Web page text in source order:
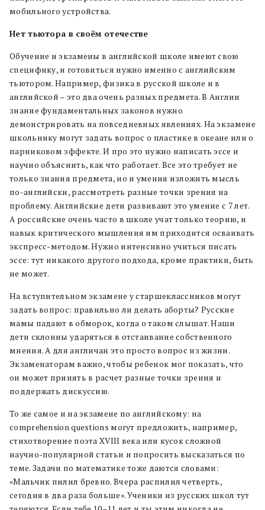
мобильного устройства.
Нет тьютора в своём отечестве
Обучение и экзамены в английской школе имеют свою
специфику, и готовиться нужно именно с английским
тьютором. Например, физика в русской школе и в
английской – это два очень разных предмета. В Англии
знание фундаментальных законов нужно
демонстрировать на повседневных явлениях. На экзамене
школьнику могут задать вопрос о пластике в океане или о
парниковом эффекте. И про это нужно написать эссе и
научно объяснить, как что работает. Все это требует не
только знания предмета, но и умения изложить мысль
по-английски, рассмотреть разные точки зрения на
проблему. Английские дети развивают это умение с 7 лет.
А российские очень часто в школе учат только теорию, и
навык критического мышления им приходится осваивать
экспресс-методом. Нужно интенсивно учиться писать
эссе: тут никакого другого подхода, кроме практики, быть
не может.
На вступительном экзамене у старшеклассников могут
задать вопрос: правильно ли делать аборты? Русские
мамы падают в обморок, когда о таком слышат. Наши
дети склонны ударяться в отстаивание собственного
мнения. А для англичан это просто вопрос из жизни.
Экзаменаторам важно, чтобы ребенок мог показать, что
он может принять в расчет разные точки зрения и
поддержать дискуссию.
То же самое и на экзамене по английскому: на
comprehension questions могут предложить, например,
стихотворение поэта XVIII века или кусок сложной
научно-популярной статьи и попросить высказаться по
теме. Задачи по математике тоже даются словами:
«Мальчик пилил бревно. Вчера распилил четверть,
сегодня в два раза больше». Ученики из русских школ тут